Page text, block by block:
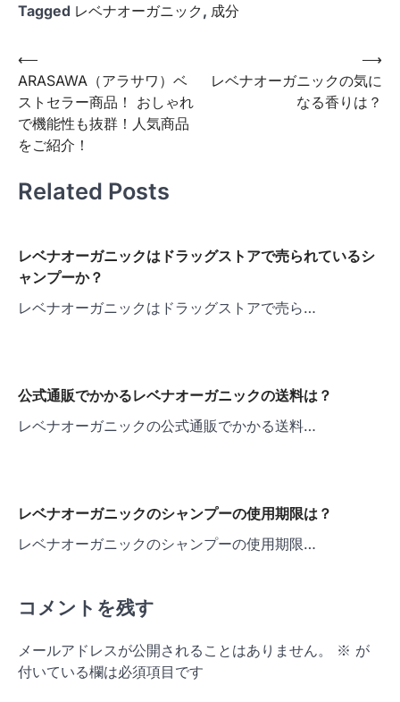
Tagged レベナオーガニック , 成分
投
稿
ナ
ビ
ー
ョ
ン
⟵
ARASAWA（アラサワ）ベ
ストセラー商品！ おしゃれ
で機能性も抜群！人気商品
をご紹介！
レベナオーガニックの気に
なる香りは？
⟶
Related Posts
レベナオーガニックはドラッグストアで売られているシ
ャンプーか？
レベナオーガニックはドラッグストアで売ら…
公式通販でかかるレベナオーガニックの送料は？
レベナオーガニックの公式通販でかかる送料…
レベナオーガニックのシャンプーの使用期限は？
レベナオーガニックのシャンプーの使用期限…
コメントを残す
メールアドレスが公開されることはありません。 ※ が
付いている欄は必須項目です